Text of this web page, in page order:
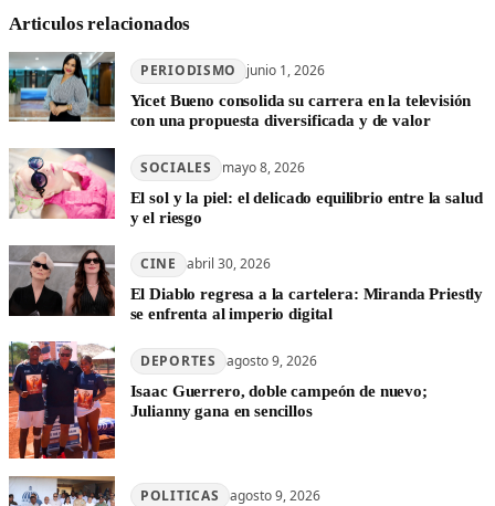
Articulos relacionados
PERIODISMO junio 1, 2026
Yicet Bueno consolida su carrera en la televisión
con una propuesta diversificada y de valor
SOCIALES mayo 8, 2026
El sol y la piel: el delicado equilibrio entre la salud
y el riesgo
CINE abril 30, 2026
El Diablo regresa a la cartelera: Miranda Priestly
se enfrenta al imperio digital
DEPORTES agosto 9, 2026
Isaac Guerrero, doble campeón de nuevo;
Julianny gana en sencillos
POLITICAS agosto 9, 2026